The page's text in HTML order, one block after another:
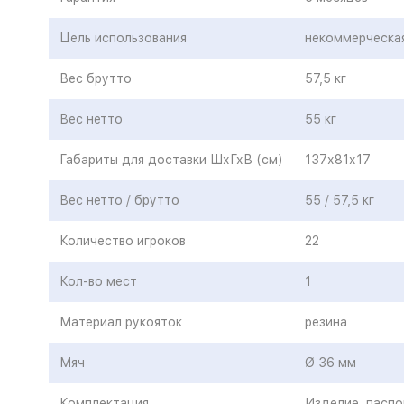
Цель использования
Вес брутто 57,5 кг
Вес нетто 55 кг
Габариты для доставки ШхГхВ (см) 137х81х17
Вес нетто / брутто 55 / 57,5 кг
Количество игроков 22
Кол-во мест 1
Материал рукояток резина
Мяч Ø 36 мм